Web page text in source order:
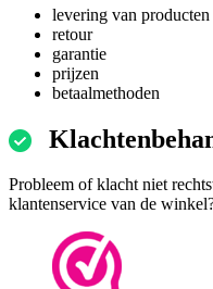
levering van producten
retour
garantie
prijzen
betaalmethoden
Probleem of klacht niet
klantenservice van de